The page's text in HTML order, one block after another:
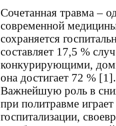
Сочетанная травма –
современной
сохраняется
составляет 17,5 %
конкурирующими,
она достигает 72 % [1].
Важнейшую роль в
при политравме
госпитализации,